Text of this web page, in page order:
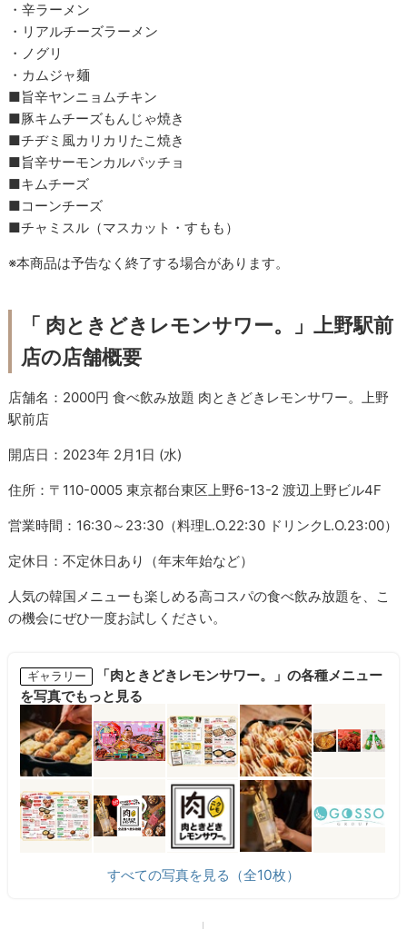
・辛ラーメン
・リアルチーズラーメン
・ノグリ
・カムジャ麺
■旨辛ヤンニョムチキン
■豚キムチーズもんじゃ焼き
■チヂミ風カリカリたこ焼き
■旨辛サーモンカルパッチョ
■キムチーズ
■コーンチーズ
■チャミスル（マスカット・すもも）
※本商品は予告なく終了する場合があります。
「 肉ときどきレモンサワー。」上野駅前
店の店舗概要
店舗名：2000円 食べ飲み放題 肉ときどきレモンサワー。上野
駅前店
開店日：2023年 2月1日 (水)
住所：〒110-0005 東京都台東区上野6-13-2 渡辺上野ビル4F
営業時間：16:30～23:30（料理L.O.22:30 ドリンクL.O.23:00）
定休日：不定休日あり（年末年始など）
人気の韓国メニューも楽しめる高コスパの食べ飲み放題を、こ
の機会にぜひ一度お試しください。
ギャラリー
「肉ときどきレモンサワー。」の各種メニュー
を写真でもっと見る
すべての写真を見る（全10枚）